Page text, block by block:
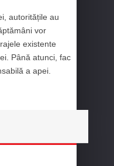
autoritățile au
vor
existente
Până atunci, fac
a apei.